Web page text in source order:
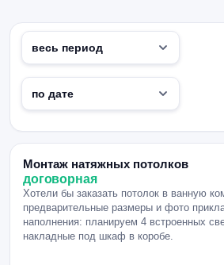
Монтаж натяжных потолков
договорная
Хотели бы заказать потолок в ванную
предварительные размеры и фото
наполнения: планируем 4 встроенных
накладные под шкаф в коробе.